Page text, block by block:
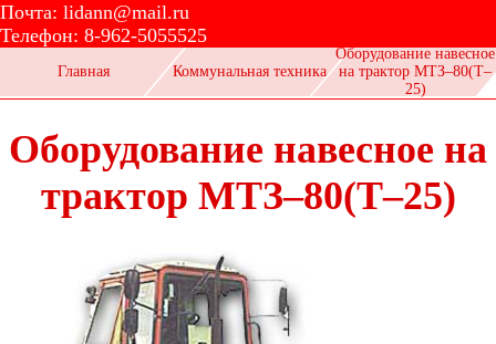
Почта: lidann@mail.ru
Телефон: 8-962-5055525
Главная Коммунальная техника
Оборудование навесное
на трактор МТЗ–80(Т–
25)
Оборудование навесное на
трактор МТЗ–80(Т–25)